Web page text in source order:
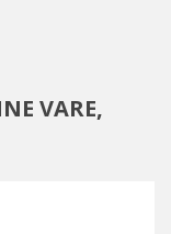
VARE,